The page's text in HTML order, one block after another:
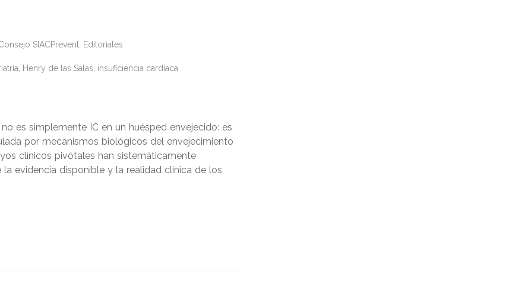
SIACPrevent Editoriales
Henry de las Salas insuficiencia cardíaca
es simplemente IC en un huésped envejecido: es
por mecanismos biológicos del envejecimiento
clínicos pivótales han sistemáticamente
evidencia disponible y la realidad clínica de los